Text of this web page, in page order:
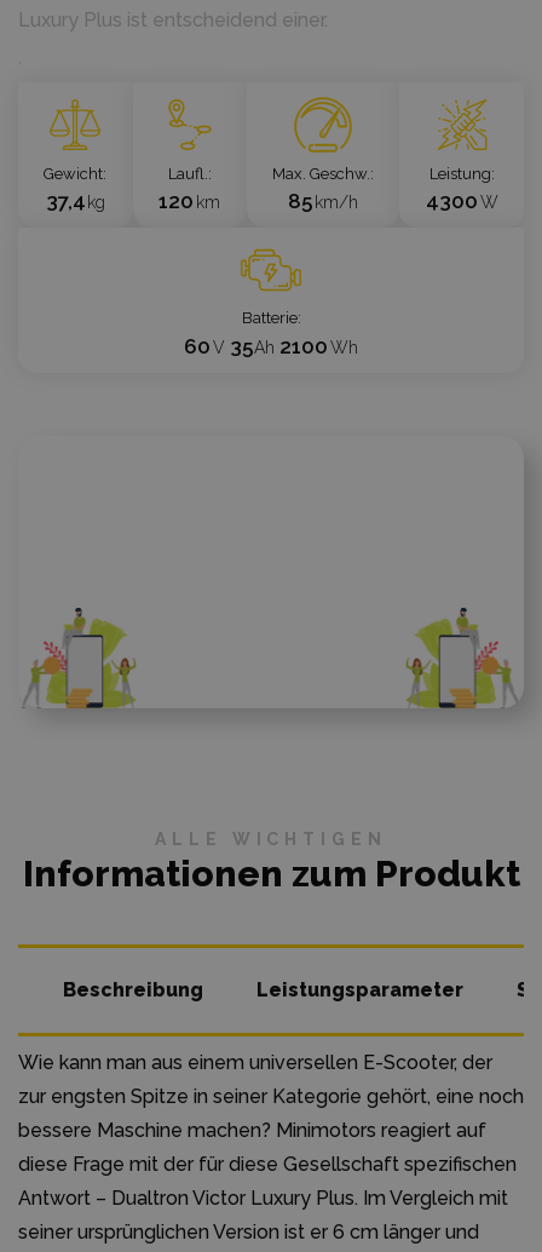
Luxury Plus ist entscheidend einer.
`
Gewicht
37,4 kg
Laufl.
120 km
Max. Geschw.
85 km/h
Leistung
4300W
Batterie
60V 35Ah 2100Wh
ALLE WICHTIGEN
Informationen zum Produkt
Beschreibung Leistungsparameter
Wie kann man aus einem universellen E-Scooter, der
zur engsten Spitze in seiner Kategorie gehört, eine noch
bessere Maschine machen? Minimotors reagiert auf
diese Frage mit der für diese Gesellschaft spezifischen
Antwort – Dualtron Victor Luxury Plus. Im Vergleich mit
seiner ursprünglichen Version ist er 6 cm länger und